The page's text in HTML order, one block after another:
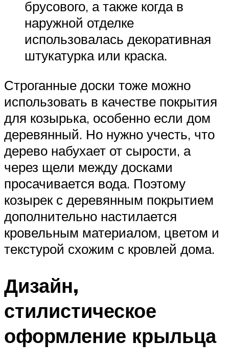
брусового, а также когда в
наружной отделке
использовалась декоративная
штукатурка или краска.
Строганные доски тоже можно
использовать в качестве покрытия
для козырька, особенно если дом
деревянный. Но нужно учесть, что
дерево набухает от сырости, а
через щели между досками
просачивается вода. Поэтому
козырек с деревянным покрытием
дополнительно настилается
кровельным материалом, цветом и
текстурой схожим с кровлей дома.
Дизайн,
стилистическое
оформление крыльца